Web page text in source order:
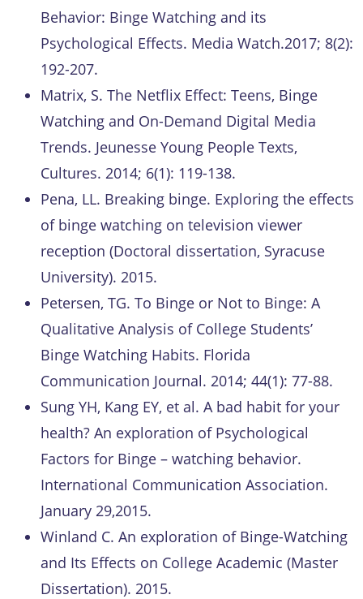
Behavior: Binge Watching and its
Psychological Effects. Media Watch.2017; 8(2):
192-207.
Matrix, S. The Netflix Effect: Teens, Binge
Watching and On-Demand Digital Media
Trends. Jeunesse Young People Texts,
Cultures. 2014; 6(1): 119-138.
Pena, LL. Breaking binge. Exploring the effects
of binge watching on television viewer
reception (Doctoral dissertation, Syracuse
University). 2015.
Petersen, TG. To Binge or Not to Binge: A
Qualitative Analysis of College Students’
Binge Watching Habits. Florida
Communication Journal. 2014; 44(1): 77-88.
Sung YH, Kang EY, et al. A bad habit for your
health? An exploration of Psychological
Factors for Binge – watching behavior.
International Communication Association.
January 29,2015.
Winland C. An exploration of Binge-Watching
and Its Effects on College Academic (Master
Dissertation). 2015.